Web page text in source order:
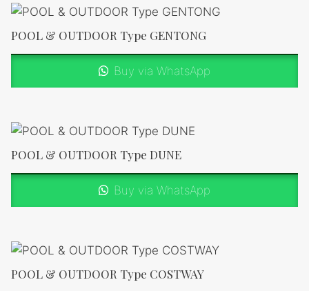
POOL & OUTDOOR Type GENTONG
Buy via WhatsApp
POOL & OUTDOOR Type DUNE
Buy via WhatsApp
POOL & OUTDOOR Type COSTWAY